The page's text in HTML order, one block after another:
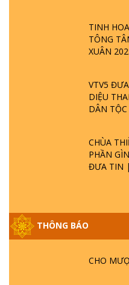
TINH
TÔNG
XUÂN
VTV5
DIỆU
DÂN TỘC
CHÙA
PHẦN
ĐƯA TIN
THÔNG BÁO
CHO
HỘI GÌ? TỬ